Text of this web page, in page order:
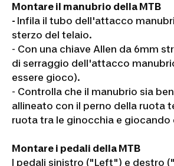
Montare il manubrio della MTB
- Infila il tubo dell'attacco
sterzo del telaio.
- Con una chiave Allen da 6mm
di serraggio dell'attacco
essere gioco).
- Controlla che il manubrio sia
allineato con il perno della ruota
ruota tra le ginocchia e giocando
Montare i pedali della MTB
I pedali sinistro ("Left") e destro